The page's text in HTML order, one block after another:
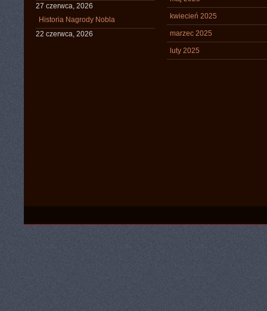
27 czerwca, 2026
Historia Nagrody Nobla
22 czerwca, 2026
kwiecień 2025
marzec 2025
luty 2025